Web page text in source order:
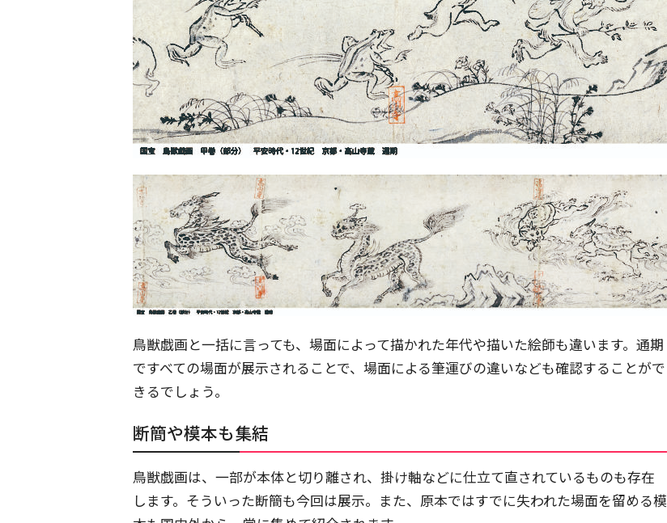
鳥獣戯画と一括に言っても、場面によって描かれた年代や描いた絵師も違います。通期
ですべての場面が展示されることで、場面による筆運びの違いなども確認することがで
きるでしょう。
断簡や模本も集結
鳥獣戯画は、一部が本体と切り離され、掛け軸などに仕立て直されているものも存在
します。そういった断簡も今回は展示。また、原本ではすでに失われた場面を留める模